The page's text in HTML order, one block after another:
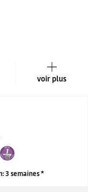
voir plus
3 semaines *